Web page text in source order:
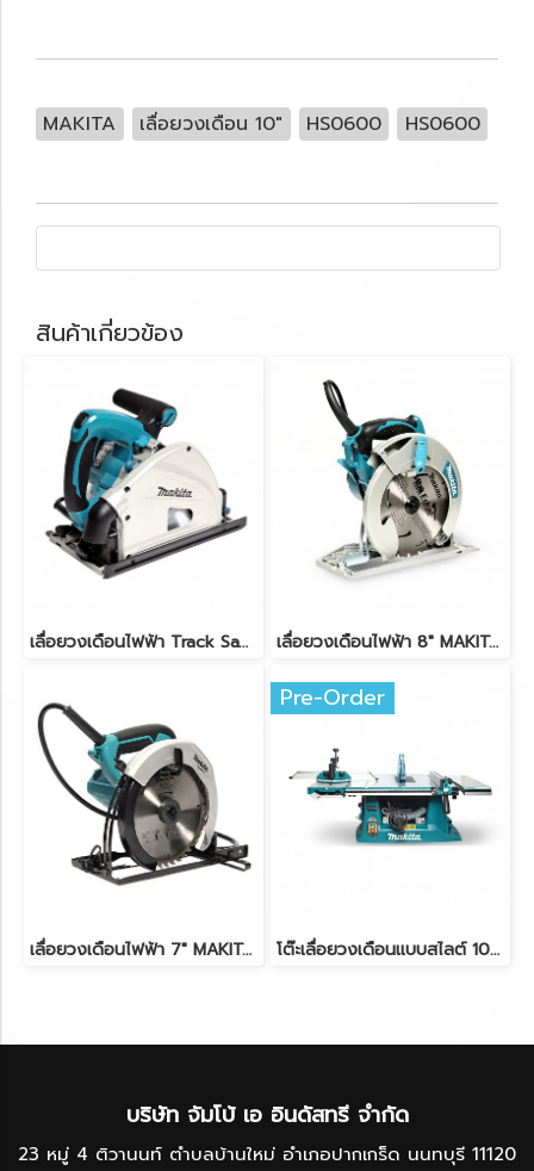
MAKITA เลื่อยวงเดือน 10" HS0600 HS0600
สินค้าเกี่ยวข้อง
เลื่อยวงเดือนไฟฟ้า Track Saw 6" MAKITA SP6000 1,300W เลื่อยวงเดือนไฟฟ้า 8" MAKITA 5008MG 1,800W
เลื่อยวงเดือนไฟฟ้า 7" MAKITA M5801B 1,050W
Pre-Order
โต๊ะเลื่อยวงเดือนแบบสไลต์ 10" MAKITA MLT100 / MLT100S 1,500W
บริษัท จัมโบ้ เอ อินดัสทรี จำกัด
23 หมู่ 4 ติวานนท์ ตำบลบ้านใหม่ อำเภอปากเกร็ด นนทบุรี 11120